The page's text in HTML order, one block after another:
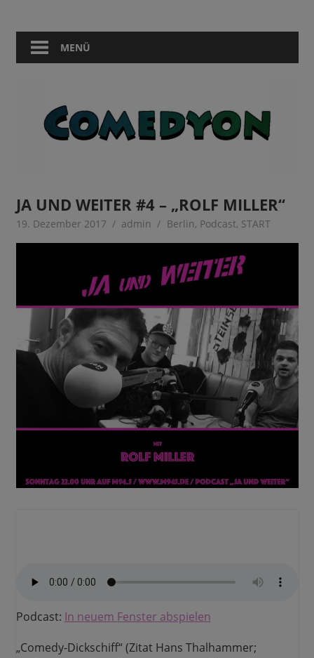
springen
Comedyon
Berlin
MENÜ
JA UND WEITER #4 – „ROLF MILLER“
19. Dezember 2017 admin Berlin, Podcast, START
Podcast: In neuem Fenster abspielen
„Comedy-Dickschiff“ (Zitat Hans Thalhammer;